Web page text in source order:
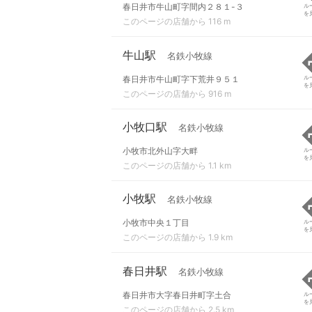
春日井市牛山町字間内２８１-３
このページの店舗から 116 m
ル
を
牛山駅 名鉄小牧線
春日井市牛山町字下荒井９５１
このページの店舗から 916 m
ル
を
小牧口駅 名鉄小牧線
小牧市北外山字大畔
このページの店舗から 1.1 km
ル
を
小牧駅 名鉄小牧線
小牧市中央１丁目
このページの店舗から 1.9 km
ル
を
春日井駅 名鉄小牧線
春日井市大字春日井町字土合
このページの店舗から 2.5 km
ル
を